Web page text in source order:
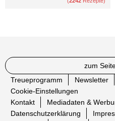
zum
Treueprogramm
Newsletter
Cookie-Einstellungen
Kontakt
Mediadaten &
Datenschutzerklärung